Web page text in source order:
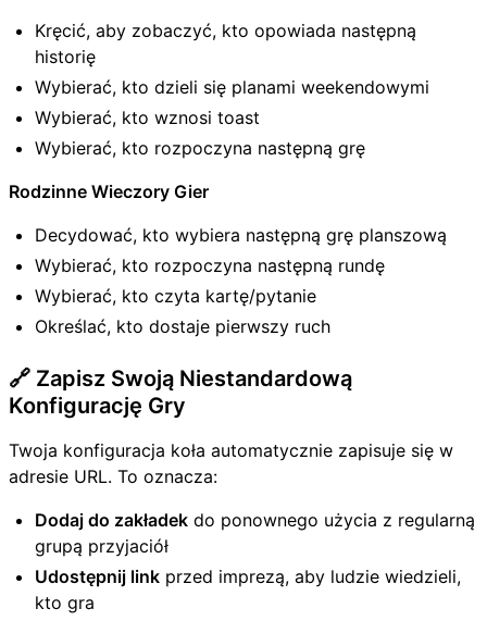
Kręcić, aby zobaczyć, kto opowiada następną
historię
Wybierać, kto dzieli się planami weekendowymi
Wybierać, kto wznosi toast
Wybierać, kto rozpoczyna następną grę
Rodzinne Wieczory Gier
Decydować, kto wybiera następną grę planszową
Wybierać, kto rozpoczyna następną rundę
Wybierać, kto czyta kartę/pytanie
Określać, kto dostaje pierwszy ruch
🔗 Zapisz Swoją Niestandardową
Konfigurację Gry
Twoja konfiguracja koła automatycznie zapisuje się w
adresie URL. To oznacza:
Dodaj do zakładek do ponownego użycia z regularną
grupą przyjaciół
Udostępnij link przed imprezą, aby ludzie wiedzieli,
kto gra